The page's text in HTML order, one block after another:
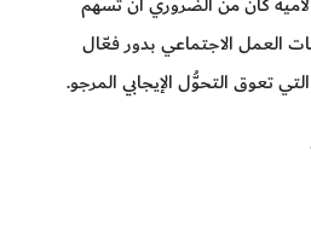
العمل الاجتماعي بدور فعّال
تعوق التحوُّل الإيجابي المرجو.